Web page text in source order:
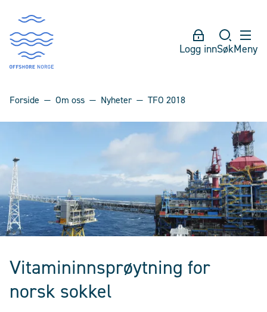
Logg innSøkMeny
Forside Om oss Nyheter TFO 2018
Vitamininnsprøytning for
norsk sokkel